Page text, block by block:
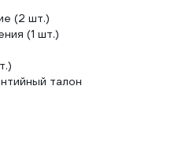
(2 шт.)
(1 шт.)
талон